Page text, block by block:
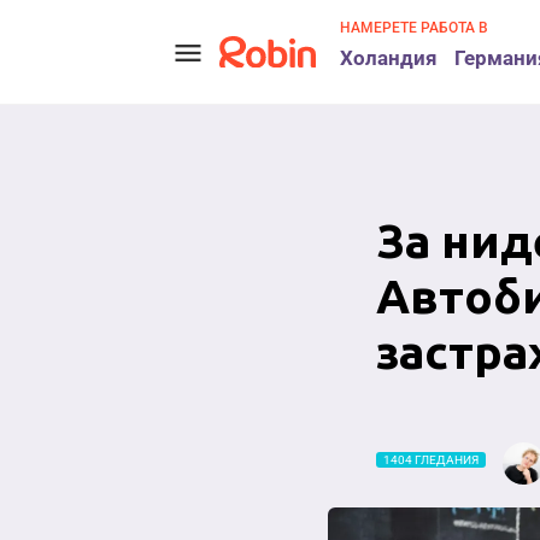
menu
НАМЕРЕТЕ РАБОТА В
Холандия
За
1404 ГЛЕДАНИЯ